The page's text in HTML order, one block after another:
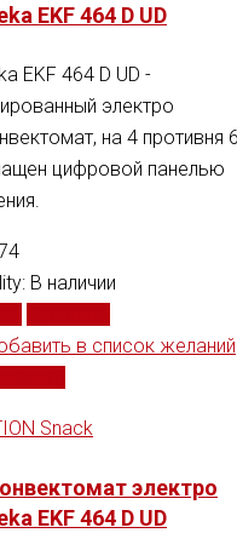
EKF 464 D UD
EKF 464 D UD -
электро
на 4 противня
цифровой панелью
В наличии
в список желаний
Snack
электро
EKF 464 D UD